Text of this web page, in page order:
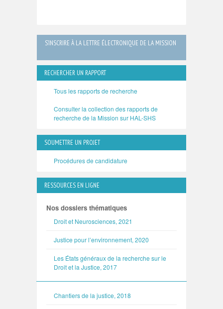
S’INSCRIRE À LA LETTRE ÉLECTRONIQUE DE LA MISSION
RECHERCHER UN RAPPORT
Tous les rapports de recherche
Consulter la collection des rapports de
recherche de la Mission sur HAL-SHS
SOUMETTRE UN PROJET
Procédures de candidature
RESSOURCES EN LIGNE
Nos dossiers thématiques
Droit et Neurosciences, 2021
Justice pour l’environnement, 2020
Les États généraux de la recherche sur le
Droit et la Justice, 2017
Chantiers de la justice, 2018